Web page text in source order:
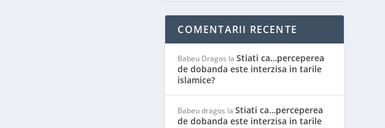
COMENTARII RECENTE
Babeu Dragos laStiati ca…perceperea
de dobanda este interzisa in tarile
islamice?
Babeu dragos laStiati ca…perceperea
de dobanda este interzisa in tarile